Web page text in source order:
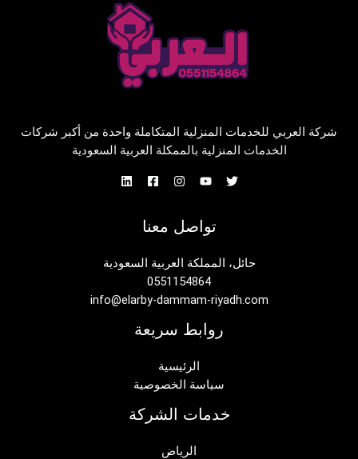
شركة العربي للخدمات المنزلية المتكاملة واحدة من أكبر شركات
الخدمات المنزلية بالممكلة العربية السعودية
تواصل معنا
حائل، المملكة العربية السعودية
0551154864
info@elarby-dammam-riyadh.com
روابط سريعة
الرئيسية
سياسة الخصوصية
خدمات الشركة
الرياض